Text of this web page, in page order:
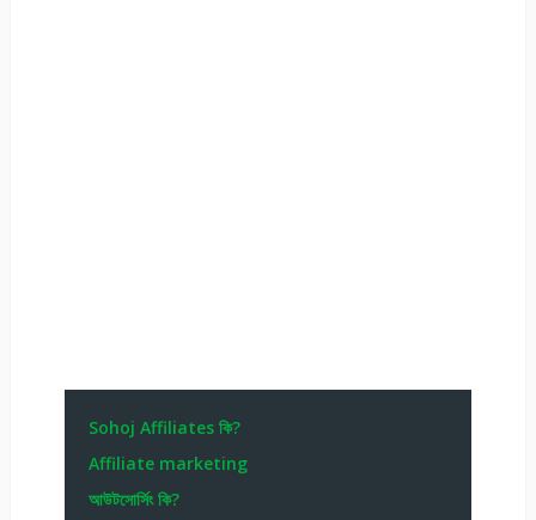
Sohoj Affiliates কি?
Affiliate marketing
আউটসোর্সিং কি?